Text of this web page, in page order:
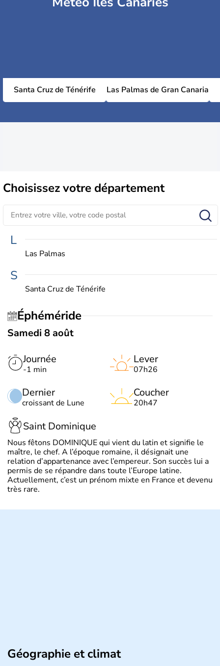
Santa Cruz de Ténérife Las Palmas de Gran Canaria
Choisissezvotre département
L
Las Palmas
S
Santa Cruz de Ténérife
Éphéméride
Samedi 8 août
Journée
-1 min
Dernier
croissant de Lune
Lever
07h26
Coucher
20h47
Saint Dominique
Nous fêtons DOMINIQUE qui vient du latin et signifie le
maître, le chef. A l’époque romaine, il désignait une
relation d’appartenance avec l’empereur. Son succès lui a
permis de se répandre dans toute l’Europe latine.
Actuellement, c’est un prénom mixte en France et devenu
très rare.
Géographie et climat